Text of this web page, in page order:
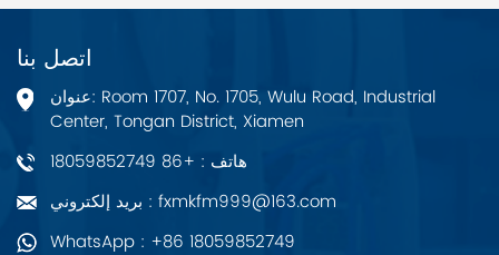
380 فولت الطاقة 15KW.
اتصل بنا
عنوان: Room 1707, No. 1705, Wulu Road, Industrial
Center, Tongan District, Xiamen
هاتف : +86 18059852749
بريد إلكتروني : fxmkfm999@163.com
WhatsApp : +86 18059852749